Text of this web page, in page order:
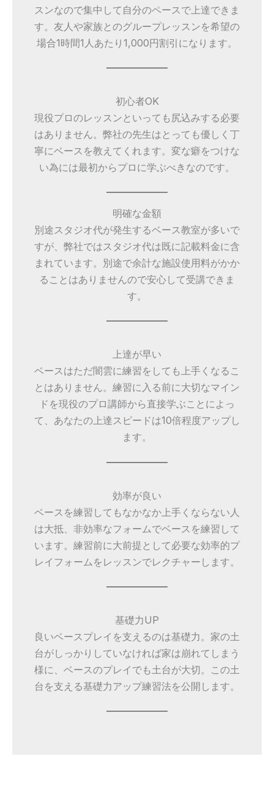
スンなので集中して自分のペースで上達できま
す。友人や家族とのグループレッスンを希望の
場合1時間1人あたり1,000円割引になります。
初心者OK
現役プロのレッスンといっても尻込みする必要
はありません。弊社の先生はとっても優しく丁
寧にベースを教えてくれます。変な癖をつけな
い為には最初からプロに学ぶべきなのです。
明確な金額
別途スタジオ代が発生するベース教室が多いで
すが、弊社ではスタジオ代は既に記載料金に含
まれています。別途で余計な施設使用料がかか
ることはありませんので安心して受講できま
す。
上達が早い
ベースはただ闇雲に練習をしても上手くなるこ
とはありません。練習に入る前に大切なマイン
ドを現役のプロ講師から直接学ぶことによっ
て、あなたの上達スピードは10倍程度アップし
ます。
効率が良い
ベースを練習してもなかなか上手くならない人
は大抵、非効率なフォームでベースを練習して
います。練習前に大前提として必要な効率的プ
レイフォームをレッスンでレクチャーします。
基礎力UP
良いベースプレイを支えるのは基礎力。家の土
台がしっかりしていなければ家は崩れてしまう
様に、ベースのプレイでも土台が大切。この土
台を支える基礎力アップ練習法を公開します。